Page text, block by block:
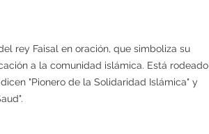
rey Faisal en oración, que simboliza su
a la comunidad islámica. Está rodeado
"Pionero de la Solidaridad Islámica" y